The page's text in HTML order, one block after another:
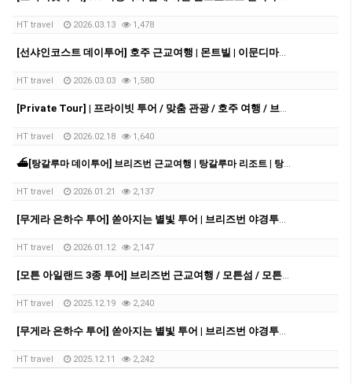
HT travel 2026.03.13 1,478
[선샤인코스트 데이투어] 호주 근교여행 | 몬트빌 | 이문디마켓 | 누사비치| 썬샤인코스트
HT travel 2026.03.03 1,580
[Private Tour] | 프라이빗 투어 / 맞춤 관광 / 호주 여행 / 브리즈번 여행 / 브리즈번 근교여행
HT travel 2026.02.18 1,640
⛴️[탕갈루마 데이투어] 브리즈번 근교여행 | 탕갈루마 리조트 | 탕갈루마 | 데이크루즈 | 크루즈투어 | 돌고래 | 스노쿨링 | 샌드보딩
HT travel 2026.01.21 2,137
[무게라 은하수 투어] 쏟아지는 별빛 투어 | 브리즈번 야경투어 | 먹음직스러운 BBQ와 한강라면을 뛰어넘을 무게라 라면까지!
HT travel 2026.01.12 2,147
[모튼 아일랜드 3종 투어] 브리즈번 근교여행 / 모튼섬 / 모튼섬투어 / 호주 데이투어 / 브리즈번 데이투어
HT travel 2025.12.19 2,240
[무게라 은하수 투어] 쏟아지는 별빛 투어 | 브리즈번 야경투어 | 먹음직스러운 BBQ와 한강라면을 뛰어넘을 무게라 라면까지!
HT travel 2025.12.11 2,242